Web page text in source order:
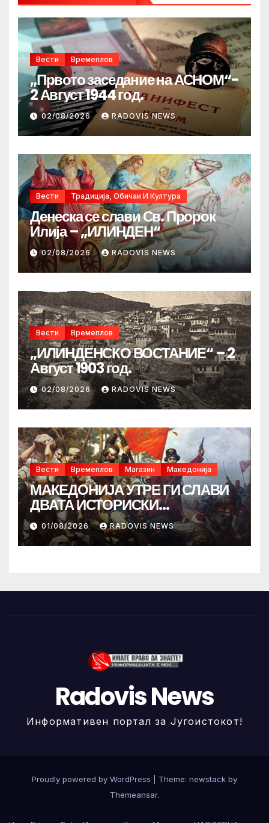
Вести Времеплов
„Првото заседание на АСНОМ“-
2 Август 1944 год.
02/08/2026 RADOVIS NEWS
Вести Традиција, Обичаи И Култура
Денеска се слави Св. Пророк
Илија – „ИЛИНДЕН“
02/08/2026 RADOVIS NEWS
Вести Времеплов
„ИЛИНДЕНСКО ВОСТАНИЕ“ – 2
Август 1903 год.
02/08/2026 RADOVIS NEWS
Вести Времеплов Магазин Македонија
МАКЕДОНИЈА УТРЕ ГИ СЛАВИ
ДВАТА ИСТОРИСКИ
ИЛИНДЕНА!
01/08/2026 RADOVIS NEWS
Radovis News
Информативен портал за Југоистокот!
Proudly powered by WordPress
Theme: newstack by
Themeansar.